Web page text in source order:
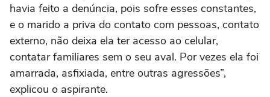
havia feito a denúncia, pois sofre esses constantes,
e o marido a priva do contato com pessoas, contato
externo, não deixa ela ter acesso ao celular,
contatar familiares sem o seu aval. Por vezes ela foi
amarrada, asfixiada, entre outras agressões”,
explicou o aspirante.